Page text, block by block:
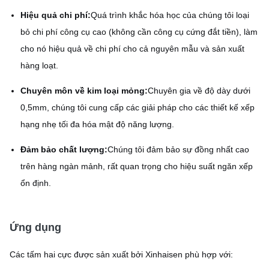
Hiệu quả chi phí:Quá trình khắc hóa học của chúng tôi loại
bỏ chi phí công cụ cao (không cần công cụ cứng đắt tiền), làm
cho nó hiệu quả về chi phí cho cả nguyên mẫu và sản xuất
hàng loạt.
Chuyên môn về kim loại mỏng:Chuyên gia về độ dày dưới
0,5mm, chúng tôi cung cấp các giải pháp cho các thiết kế xếp
hạng nhẹ tối đa hóa mật độ năng lượng.
Đảm bảo chất lượng:Chúng tôi đảm bảo sự đồng nhất cao
trên hàng ngàn mảnh, rất quan trọng cho hiệu suất ngăn xếp
ổn định.
Ứng dụng
Các tấm hai cực được sản xuất bởi Xinhaisen phù hợp với: